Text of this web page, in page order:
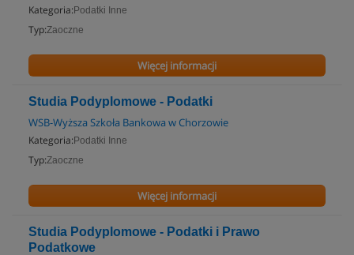
Kategoria: Podatki Inne
Typ:Zaoczne
Więcej informacji
Studia Podyplomowe - Podatki
WSB-Wyższa Szkoła Bankowa w Chorzowie
Kategoria: Podatki Inne
Typ:Zaoczne
Więcej informacji
Studia Podyplomowe - Podatki i Prawo
Podatkowe